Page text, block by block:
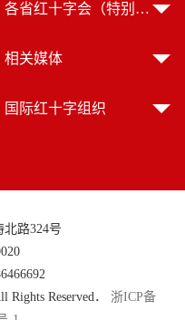
各省红十字会（特别行政区红十字会）
相关媒体
国际红十字组织
路324号
Reserved． 浙ICP备